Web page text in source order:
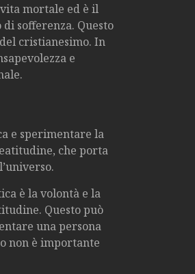
mortale ed è il
sofferenza. Questo
cristianesimo. In
e
e sperimentare la
che porta
è la volontà e la
Questo può
una persona
non è importante